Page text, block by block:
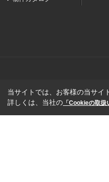
当サイトでは、お客様の当サイ
詳しくは、当社の 「Cookieの取扱